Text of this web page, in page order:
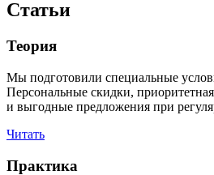
Статьи
Теория
Мы подготовили специальные
Персональные скидки, приоритетная
и выгодные предложения при
Читать
Практика